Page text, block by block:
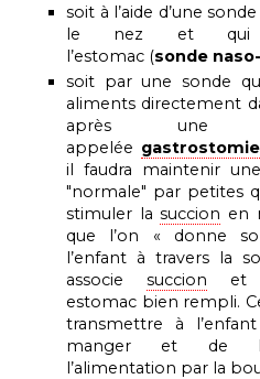
soit à l’aide d’une
le nez et qui
l’estomac (sonde
soit par une sonde
aliments directement
après une
appelée gastrostomie
il faudra maintenir
"normale" par petites
stimuler lasuccion en
que l’on « donne
l’enfant à travers la
associe succion et
estomac bien rempli.
transmettre à
manger et de
l’alimentation par la